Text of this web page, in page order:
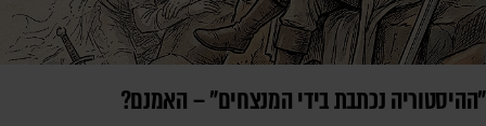
"ההיסטוריה נכתבת בידי המנצחים" – האמנם?